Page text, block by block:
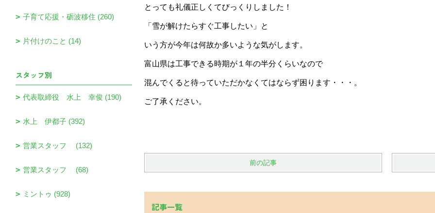
とっても礼儀正しくてびっくりしました！
「雪が解けたらすぐ工事したい」と
いう方が今年は何故か多いような気がします。
富山県は工事できる時期が１年の半分くらいなので
混んでくると待っていただかなくてはならず困ります・・・。
ご了承ください。
前の記事
記事一覧
子育て応援・砺波移住 (260)
片付けのこと (14)
スタッフ別
代表取締役 水上 幸俊 (190)
水上 伊都子 (392)
営業スタッフ (132)
営業スタッフ (68)
ミントゥ (928)